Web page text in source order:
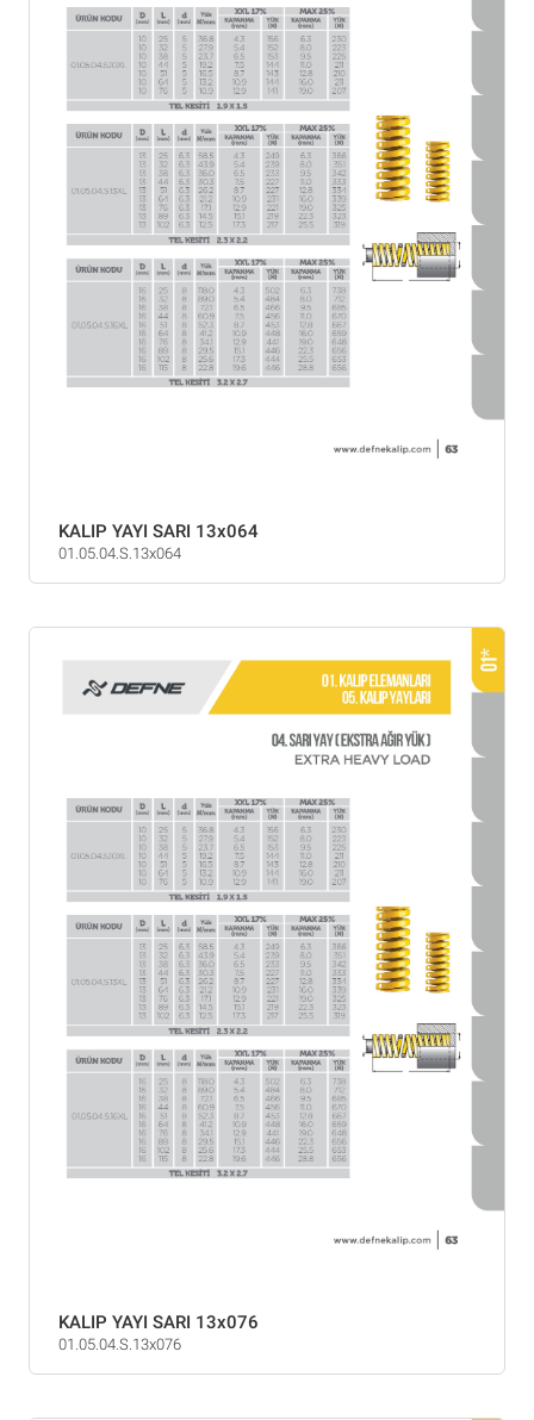
KALIP YAYI SARI 13x064
01.05.04.S.13x064
KALIP YAYI SARI 13x076
01.05.04.S.13x076